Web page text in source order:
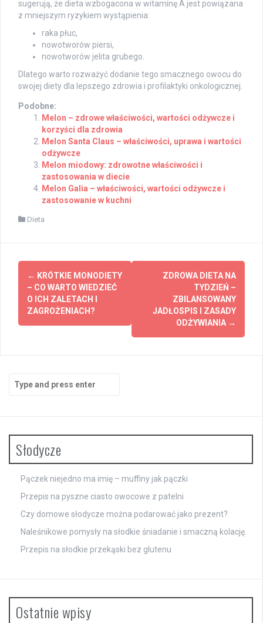
sugerują, że dieta wzbogacona w witaminę A jest powiązana
z mniejszym ryzykiem wystąpienia:
raka płuc,
nowotworów piersi,
nowotworów jelita grubego.
Dlatego warto rozważyć dodanie tego smacznego owocu do
swojej diety dla lepszego zdrowia i profilaktyki onkologicznej.
Podobne:
Melon – zdrowe właściwości, wartości odżywcze i
korzyści dla zdrowia
Melon Santa Claus – właściwości, uprawa i wartości
odżywcze
Melon miodowy: zdrowotne właściwości i
zastosowania w diecie
Melon Galia – właściwości, wartości odżywcze i
zastosowanie w kuchni
Dieta
Post
navigation
← KRÓTKIE MONODIETY
– CO WARTO WIEDZIEĆ
O ICH ZALETACH I
ZAGROŻENIACH?
ZDROWA DIETA NA
TYDZIEŃ –
ZBILANSOWANY
JADŁOSPIS I ZASADY
ODŻYWIANIA →
for:
Słodycze
Pączek niejedno ma imię – muffiny jak pączki
Przepis na pyszne ciasto owocowe z patelni
Czy domowe słodycze można podarować jako prezent?
Naleśnikowe pomysły na słodkie śniadanie i smaczną kolację.
Przepis na słodkie przekąski bez glutenu
Ostatnie wpisy